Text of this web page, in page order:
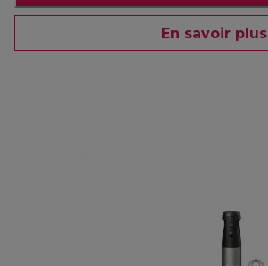
En savoir plus